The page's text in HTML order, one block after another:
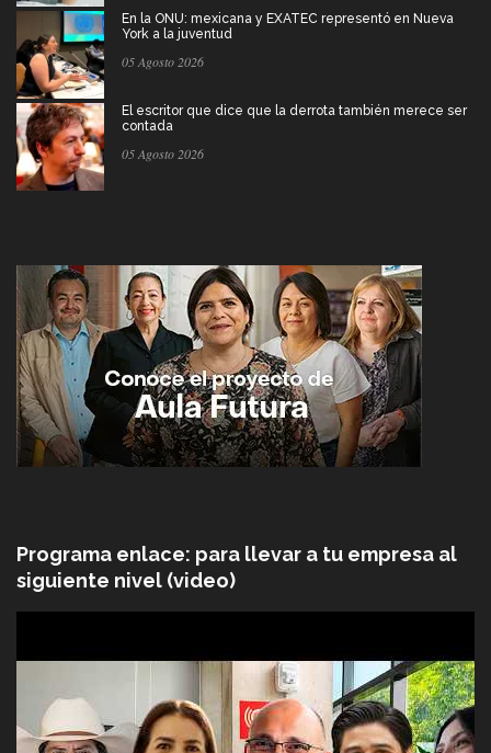
En la ONU: mexicana y EXATEC representó en Nueva
York a la juventud
05 Agosto 2026
El escritor que dice que la derrota también merece ser
contada
05 Agosto 2026
Programa enlace: para llevar a tu empresa al
siguiente nivel (video)